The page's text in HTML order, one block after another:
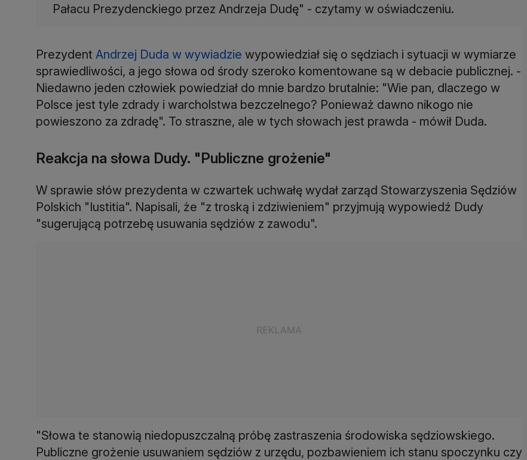
Pałacu Prezydenckiego przez Andrzeja Dudę" - czytamy w oświadczeniu.
Prezydent Andrzej Duda w wywiadzie wypowiedział się o sędziach i sytuacji w wymiarze
sprawiedliwości, a jego słowa od środy szeroko komentowane są w debacie publicznej. -
Niedawno jeden człowiek powiedział do mnie bardzo brutalnie: "Wie pan, dlaczego w
Polsce jest tyle zdrady i warcholstwa bezczelnego? Ponieważ dawno nikogo nie
powieszono za zdradę". To straszne, ale w tych słowach jest prawda - mówił Duda.
Reakcja na słowa Dudy. "Publiczne grożenie"
W sprawie słów prezydenta w czwartek uchwałę wydał zarząd Stowarzyszenia Sędziów
Polskich "Iustitia". Napisali, że "z troską i zdziwieniem" przyjmują wypowiedź Dudy
"sugerującą potrzebę usuwania sędziów z zawodu".
"Słowa te stanowią niedopuszczalną próbę zastraszenia środowiska sędziowskiego.
Publiczne grożenie usuwaniem sędziów z urzędu, pozbawieniem ich stanu spoczynku czy